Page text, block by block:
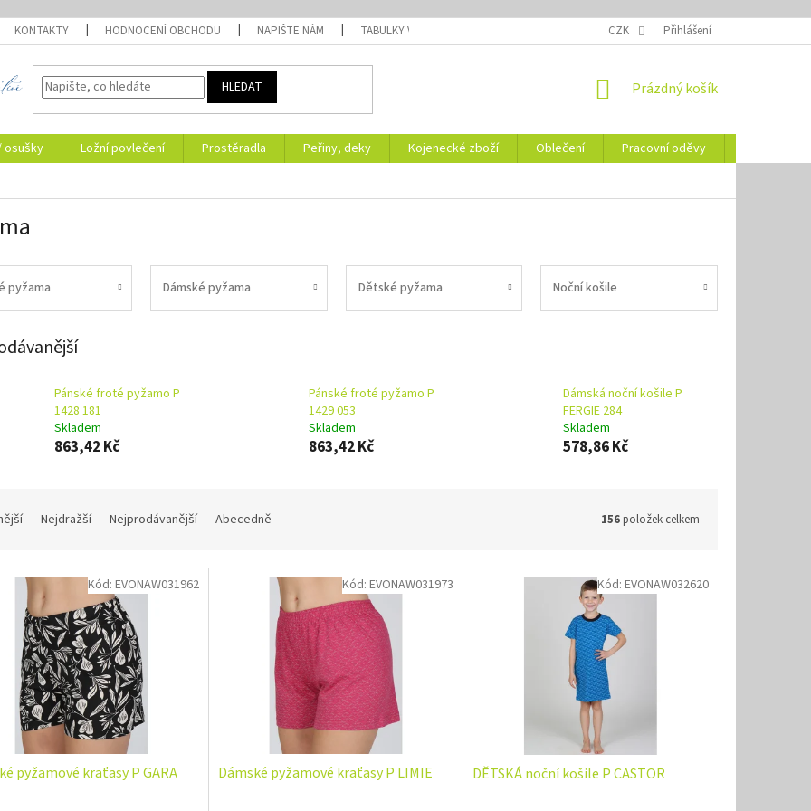
KONTAKTY HODNOCENÍ OBCHODU NAPIŠTE NÁM TABULKY VELIKOSTÍ NÁVODY NA ÚDRŽBU
CZK Přihlášení
HLEDAT
NÁKUPNÍ
Prázdný košík
osušky Ložní povlečení Prostěradla Peřiny, deky Kojenecké zboží Oblečení Pracovní oděvy
pyžama Dámské pyžama Dětské pyžama Noční košile
Pánské froté pyžamo P
1428 181
Skladem
863,42 Kč
Pánské froté pyžamo P
1429 053
Skladem
863,42 Kč
Dámská noční košile P
FERGIE 284
Skladem
578,86 Kč
Nejdražší Nejprodávanější Abecedně 156položek celkem
pyžamové kraťasy P GARA
Kód: EVONAW031962
Dámské pyžamové kraťasy P LIMIE
Kód: EVONAW031973
DĚTSKÁ noční košile P CASTOR
Kód: EVONAW032620